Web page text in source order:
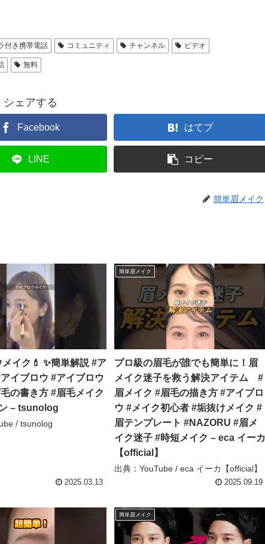
付き携帯電話 コミュニティ チャンネル ビデオ
無料
シェアする
Facebook はてブ
LINE コピー
簡単眉メイク
イク💄 ✨簡単解説 #ア
イブロウ #アイブロウ
の書き方 #眉毛メイク
– tsunolog
/ tsunolog
2025.03.13
簡単眉メイク
プロ級の眉毛が誰でも簡単に！眉
メイク迷子を救う解決アイテム #
眉メイク #眉毛の描き方 #アイブロ
ウ #メイク初心者 #垢抜けメイク #
眉テンプレート #NAZORU #眉メ
イク迷子 #時短メイク – eca イーカ
【official】
出典：YouTube / eca イーカ【official】
2025.09.19
簡単眉メイク